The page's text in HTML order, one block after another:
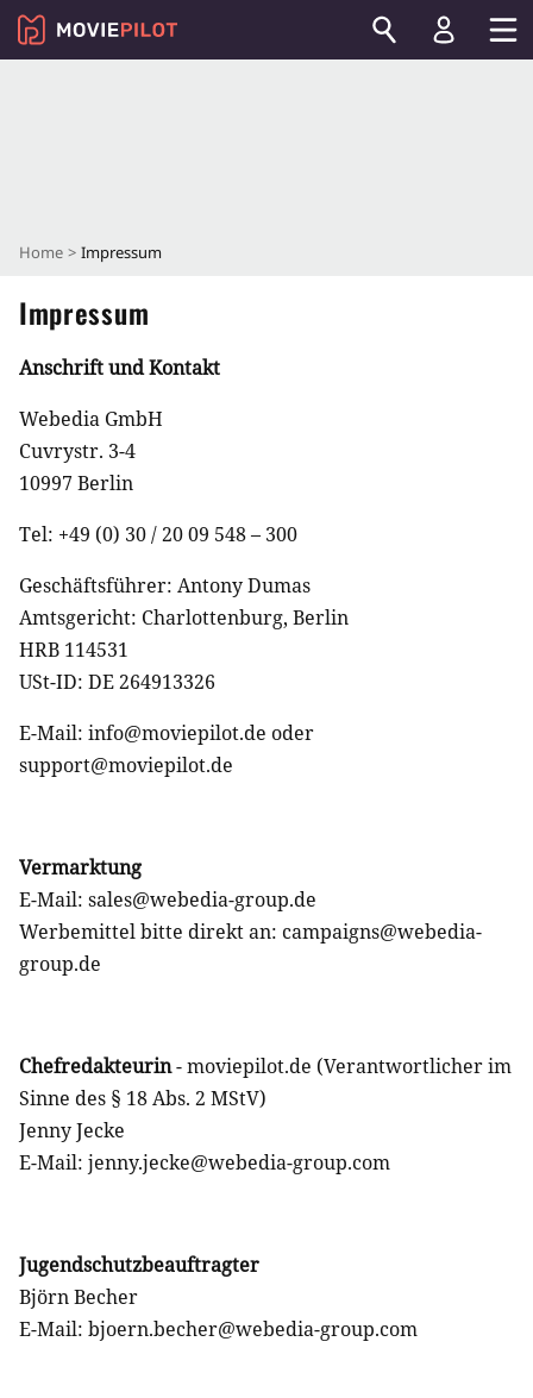
Home Impressum
Impressum
Anschrift und Kontakt
Webedia GmbH
Cuvrystr. 3-4
10997 Berlin
Tel: +49 (0) 30 / 20 09 548 – 300
Geschäftsführer: Antony Dumas
Amtsgericht: Charlottenburg, Berlin
HRB 114531
USt-ID: DE 264913326
E-Mail: info@moviepilot.de oder
support@moviepilot.de
Vermarktung
E-Mail: sales@webedia-group.de
Werbemittel bitte direkt an: campaigns@webedia-
group.de
Chefredakteurin- moviepilot.de (Verantwortlicher im
Sinne des § 18 Abs. 2 MStV)
Jenny Jecke
E-Mail: jenny.jecke@webedia-group.com
Jugendschutzbeauftragter
Björn Becher
E-Mail: bjoern.becher@webedia-group.com